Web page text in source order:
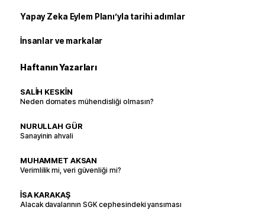
Yapay Zeka Eylem Planı’yla tarihi adımlar
İnsanlar ve markalar
Haftanın Yazarları
SALİH KESKİN
Neden domates mühendisliği olmasın?
NURULLAH GÜR
Sanayinin ahvali
MUHAMMET AKSAN
Verimlilik mi, veri güvenliği mi?
İSA KARAKAŞ
Alacak davalarının SGK cephesindeki yansıması